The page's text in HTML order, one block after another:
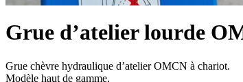
Grue d’atelier lourde
Grue chèvre hydraulique d’atelier OMCN à chariot.
Modèle haut de gamme.